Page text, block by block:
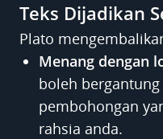
Teks Dijadikan
Plato
Menang dengan
boleh
pembohongan
rahsia anda.